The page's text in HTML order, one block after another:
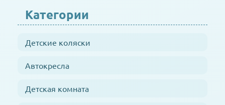
Категории
Детские коляски
Автокресла
Детская комната